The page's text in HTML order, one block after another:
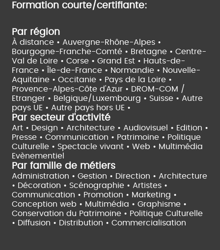
Formation courte/certifiante:
Par région
À distance • Auvergne-Rhône-Alpes •
Bourgogne-Franche-Comté • Bretagne • Centre-
Val de Loire • Corse • Grand Est • Hauts-de-
France •
Île-de-France • Normandie • Nouvelle-
Aquitaine • Occitanie • Pays de la Loire •
Provence-Alpes-Côte d'Azur • DROM-COM /
Etranger • Belgique/Luxembourg • Suisse • Autre
pays UE • Autre pays hors UE •
Par secteur d'activité
Art • Design • Architecture • Audiovisuel • Edition •
Presse • Communication • Patrimoine • Politique
Culturelle • Spectacle vivant • Web • Multimédia
Evènementiel
Par famille de métiers
Administration • Gestion • Direction • Architecture
• Décoration • Scénographie • Artistes •
Communication • Promotion • Marketing •
Conception web • Multimédia • Graphisme •
Conservation du Patrimoine • Politique Culturelle
• Diffusion • Distribution • Commercialisation